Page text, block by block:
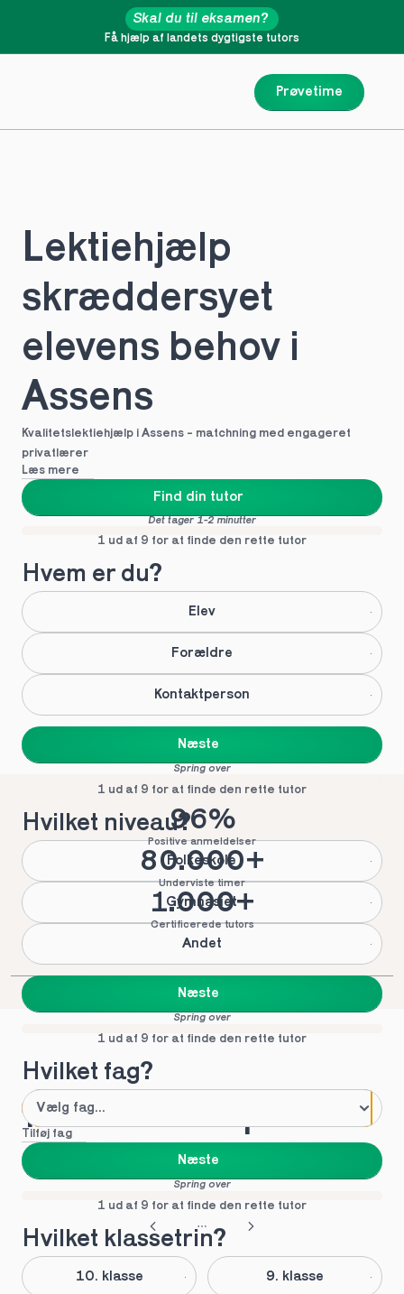
Prøvetime
Få hjælp af landets dygtigste tutors
Skal du til eksamen?
Lektiehjælp
skræddersyet
elevens behov i
Assens
Kvalitetslektiehjælp i Assens - matchning med engageret
privatlærer
Læs mere
Find din tutor
Det tager 1-2 minutter
1 ud af 9 for at finde den rette tutor
Hvem er du?
Elev
Forældre
Kontaktperson
Næste
Spring over
1 ud af 9 for at finde den rette tutor
Hvilket niveau?
Folkeskole
Gymnasiet
Andet
Næste
Spring over
1 ud af 9 for at finde den rette tutor
Hvilket fag?
Tilføj fag
Næste
Spring over
1 ud af 9 for at finde den rette tutor
Hvilket klassetrin?
10. klasse 9. klasse
96%
Positive anmeldelser
80.000+
Underviste timer
1.000+
Certificerede tutors
Mød vores top tutors
i Assens